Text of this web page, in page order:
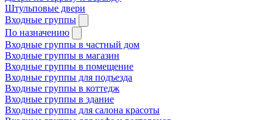
Штульповые двери
Входные группы
По назначению
Входные группы в частный дом
Входные группы в магазин
Входные группы в помещение
Входные группы для подъезда
Входные группы в коттедж
Входные группы в здание
Входные группы для салона красоты